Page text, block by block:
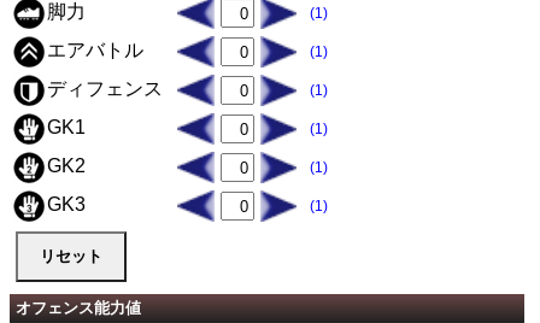
脚力 (1)
エアバトル (1)
ディフェンス (1)
GK1 (1)
GK2 (1)
GK3 (1)
オフェンス能力値